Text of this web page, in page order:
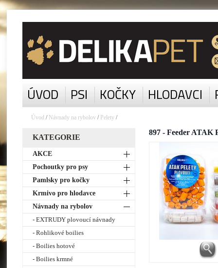
ÚVOD PSI KOČKY HLODAVCI
Úvod / Návnady na rybolov/ Pelety /
KATEGORIE
AKCE
Pochoutky pro psy
Pamlsky pro kočky
Krmivo pro hlodavce
Návnady na rybolov
- EXTRUDY plovoucí návnady
- Rohlikové boilies
- Boilies hotové
- Boilies krmné
897 - Feeder ATAK